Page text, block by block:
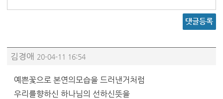
댓글등록
김경애 20-04-11 16:54
예쁜꽃으로 본연의모습을 드러낸거처럼
우리를향하신 하나님의 선하신뜻을